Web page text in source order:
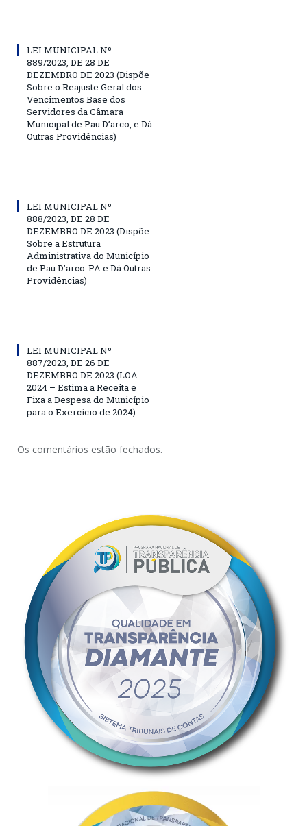
LEI MUNICIPAL Nº
889/2023, DE 28 DE
DEZEMBRO DE 2023 (Dispõe
Sobre o Reajuste Geral dos
Vencimentos Base dos
Servidores da Câmara
Municipal de Pau D’arco, e Dá
Outras Providências)
LEI MUNICIPAL Nº
888/2023, DE 28 DE
DEZEMBRO DE 2023 (Dispõe
Sobre a Estrutura
Administrativa do Município
de Pau D’arco-PA e Dá Outras
Providências)
LEI MUNICIPAL Nº
887/2023, DE 26 DE
DEZEMBRO DE 2023 (LOA
2024 – Estima a Receita e
Fixa a Despesa do Município
para o Exercício de 2024)
Os comentários estão fechados.